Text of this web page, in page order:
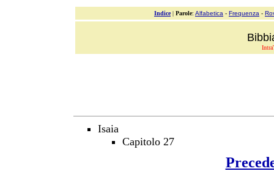
Indice| Parole: Alfabetica - Frequenza -
Isaia
Capitolo 27